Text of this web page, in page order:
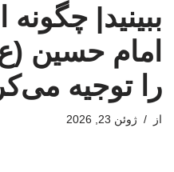
ببینید|
امام حسین
را توجیه
از ژوئن 23, 2026